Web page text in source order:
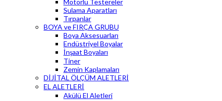
Sulama Aparatları
Tırpanlar
BOYA ve FIRÇA GRUBU
Boya Aksesuarları
Endüstriyel Boyalar
İnşaat Boyaları
Tiner
Zemin Kaplamaları
DİJİTAL ÖLÇÜM ALETLERİ
EL ALETLERİ
Akülü El Aletleri